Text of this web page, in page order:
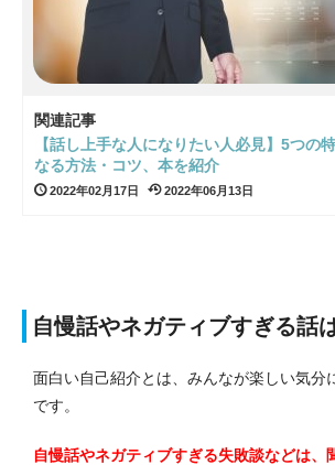
関連記事
【話し上手な人になりたい人必見】5つの
なる方法・コツ、本を紹介
2022年02月17日 2022年06月13日
自慢話やネガティブすぎる話
面白い自己紹介とは、みんなが楽しい気分
です。
自慢話やネガティブすぎる失敗談などは、